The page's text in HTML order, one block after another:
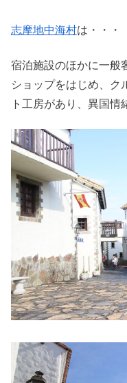
志摩地中海村は・・・
宿泊施設のほかに一般
ショップをはじめ、ク
ト工房があり、異国